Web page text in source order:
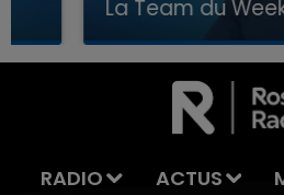
LA TEAM DU WEEK-
La Team du Week-end
RADIO ACTUS